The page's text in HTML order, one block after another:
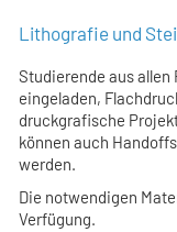
Lithografie und
Studierende aus
eingeladen,
druckgrafische
können auch
werden.
Die notwendigen
Verfügung.